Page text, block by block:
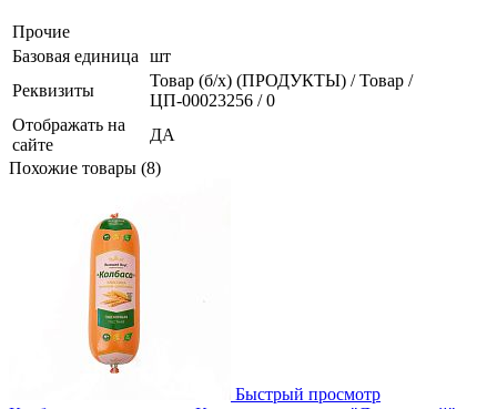
Прочие
Базовая единица
шт
Реквизиты
Товар (б/х) (ПРОДУКТЫ) / Товар /
ЦП-00023256 / 0
Отображать на
сайте
ДА
Похожие товары (8)
Быстрый просмотр